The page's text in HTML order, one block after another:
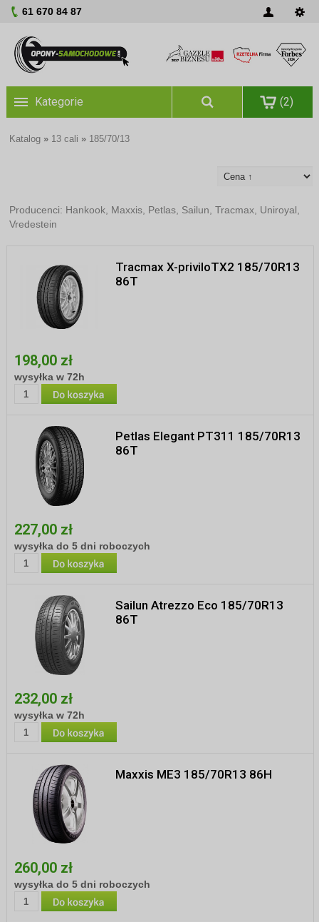
61 670 84 87
Kategorie (2)
Katalog » 13 cali » 185/70/13
Producenci: Hankook Maxxis Petlas Sailun ,Tracmax Uniroyal
Vredestein
Tracmax X-priviloTX2 185/70R13
86T
198,00 zł
wysyłka w 72h
Petlas Elegant PT311 185/70R13
86T
227,00 zł
wysyłka do 5 dni roboczych
Sailun Atrezzo Eco 185/70R13
86T
232,00 zł
wysyłka w 72h
Maxxis ME3 185/70R13 86H
260,00 zł
wysyłka do 5 dni roboczych